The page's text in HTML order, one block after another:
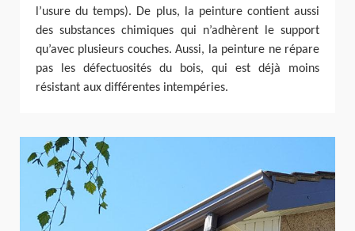
l’usure du temps). De plus, la peinture contient aussi
des substances chimiques qui n’adhèrent le support
qu’avec plusieurs couches. Aussi, la peinture ne répare
pas les défectuosités du bois, qui est déjà moins
résistant aux différentes intempéries.